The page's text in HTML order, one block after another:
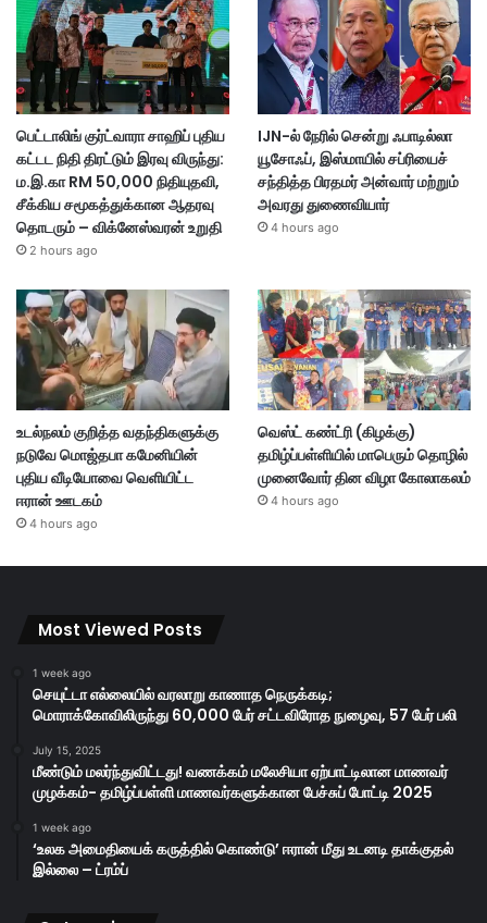
பெட்டாலிங் குர்ட்வாரா சாஹிப் புதிய
கட்டட நிதி திரட்டும் இரவு விருந்து:
ம.இ.கா RM 50,000 நிதியுதவி,
சீக்கிய சமூகத்துக்கான ஆதரவு
தொடரும் – விக்னேஸ்வரன் உறுதி
2 hours ago
IJN-ல் நேரில் சென்று ஃபாடில்லா
யூசோஃப், இஸ்மாயில் சப்ரியைச்
சந்தித்த பிரதமர் அன்வார் மற்றும்
அவரது துணைவியார்
4 hours ago
உடல்நலம் குறித்த வதந்திகளுக்கு
நடுவே மொஜ்தபா கமேனியின்
புதிய வீடியோவை வெளியிட்ட
ஈரான் ஊடகம்
4 hours ago
வெஸ்ட் கண்ட்ரி (கிழக்கு)
தமிழ்ப்பள்ளியில் மாபெரும் தொழில்
முனைவோர் தின விழா கோலாகலம்
4 hours ago
Most Viewed Posts
1 week ago
செயுட்டா எல்லையில் வரலாறு காணாத நெருக்கடி;
மொராக்கோவிலிருந்து 60,000 பேர் சட்டவிரோத நுழைவு, 57 பேர் பலி
July 15, 2025
மீண்டும் மலர்ந்துவிட்டது! வணக்கம் மலேசியா ஏற்பாட்டிலான மாணவர்
முழக்கம்- தமிழ்ப்பள்ளி மாணவர்களுக்கான பேச்சுப் போட்டி 2025
1 week ago
‘உலக அமைதியைக் கருத்தில் கொண்டு’ ஈரான் மீது உடனடி தாக்குதல்
இல்லை – ட்ரம்ப்